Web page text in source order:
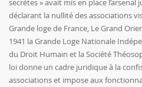
secrètes » avait mis en place
déclarant la nullité des associations
Grande loge de France, Le Grand
1941 la Grande Loge Nationale
du Droit Humain et la Société
loi donne un cadre juridique à la
associations et impose aux